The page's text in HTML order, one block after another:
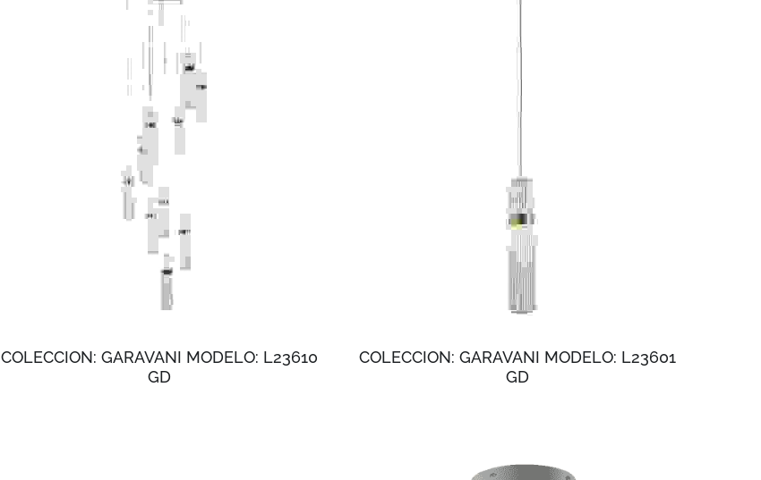
COLECCION: GARAVANI MODELO: L23610
GD
COLECCION: GARAVANI MODELO: L23601
GD